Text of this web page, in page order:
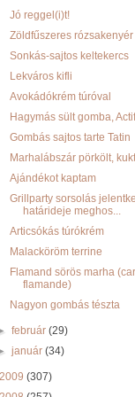
Jó reggel(i)t!
Zöldfűszeres rózsakenyér
Sonkás-sajtos keltekercs
Lekváros kifli
Avokádókrém túróval
Hagymás sült gomba,
Gombás sajtos tarte Tatin
Marhalábszár pörkölt,
Ajándékot kaptam
Grillparty sorsolás
határideje meghos...
Articsókás túrókrém
Malacköröm terrine
Flamand sörös marha
flamande)
Nagyon gombás tészta
február(29)
január(34)
2009 (307)